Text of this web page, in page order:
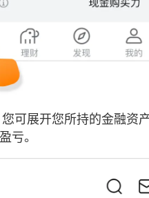
可展开您所持的金融资
亏。